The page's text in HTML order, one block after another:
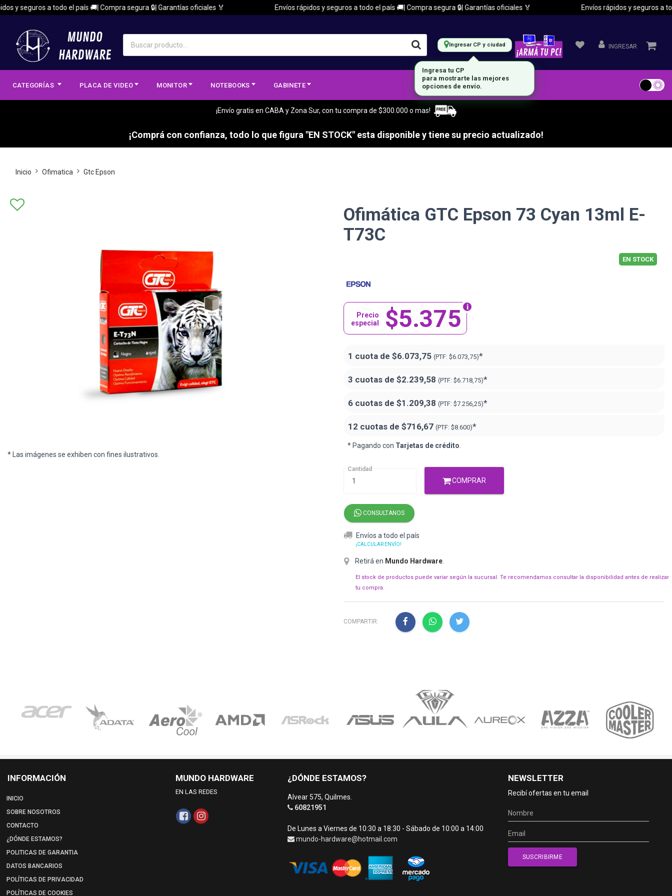
y seguros a todo el país 🚚| Compra segura 🔒| Garantías oficiales 🏅 Envíos rápidos y seguros a todo el país 🚚| Compra segura 🔒| Garantías oficiales 🏅 Envíos rápidos y seguros a
Ingresar CP y ciudad INGRESAR
CATEGORÍAS PLACA DE VIDEO MONITOR NOTEBOOKS GABINETE
¡Envío gratis en CABA y Zona Sur, con tu compra de $300.000 o mas!
¡Comprá con confianza, todo lo que figura "EN STOCK" esta disponible y tiene su precio actualizado!
Inicio Ofimatica Gtc Epson
* Las imágenes se exhiben con fines ilustrativos.
Ofimática GTC Epson 73 Cyan 13ml E-
T73C
EN STOCK
$5.375
Precio
especial
1 cuota de $6.073,75 (PTF: $6.073,75)*
3 cuotas de $2.239,58 (PTF: $6.718,75)*
6 cuotas de $1.209,38 (PTF: $7.256,25)*
12 cuotas de $716,67 (PTF: $8.600)*
* Pagando con Tarjetas de crédito
Cantidad
COMPRAR
CONSULTANOS
Envíos a todo el país
¡CALCULAR ENVÍO!
Retirá en Mundo Hardware
El stock de productos puede variar según la sucursal. Te recomendamos consultar la disponibilidad antes de realizar
tu compra.
COMPARTIR:
INFORMACIÓN
INICIO
SOBRE NOSOTROS
CONTACTO
¿DÓNDE ESTAMOS?
POLITICAS DE GARANTIA
DATOS BANCARIOS
POLÍTICAS DE PRIVACIDAD
POLÍTICAS DE COOKIES
MUNDO HARDWARE
EN LAS REDES
¿DÓNDE ESTAMOS?
Alvear 575, Quilmes.
60821951
De Lunes a Viernes de 10:30 a 18:30 - Sábado de 10:00 a 14:00
mundo-hardware@hotmail.com
NEWSLETTER
Recibí ofertas en tu email
Ingresa tu CP
para mostrarte las mejores
opciones de envío.